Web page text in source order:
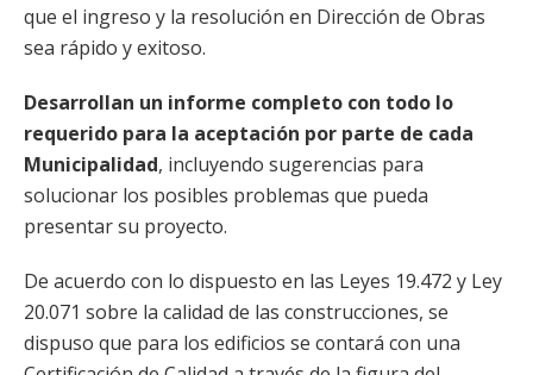
que el ingreso y la resolución en Dirección de Obras
sea rápido y exitoso.
Desarrollan un informe completo con todo lo
requerido para la aceptación por parte de cada
Municipalidad, incluyendo sugerencias para
solucionar los posibles problemas que pueda
presentar su proyecto.
De acuerdo con lo dispuesto en las Leyes 19.472 y Ley
20.071 sobre la calidad de las construcciones, se
dispuso que para los edificios se contará con una